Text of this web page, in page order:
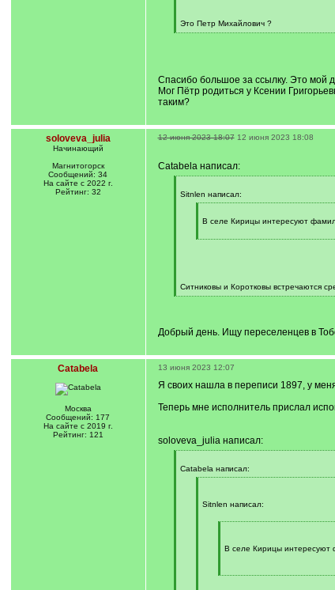
Это Петр Михайлович ?
[
Спасибо большое за ссылку. Это мой
Мог Пётр родиться у Ксении
таким?
soloveva_julia
Начинающий
Магнитогорск
Сообщений: 34
На сайте с 2022 г.
Рейтинг: 32
12 июня 2023 18:07 12 июня 2023 18:08
Catabela написал:
q
Sitnlen написал:
q
В селе Кирицы интересуют
[
Ситниковы и Коротковы встречаются
[
Добрый день. Ищу переселенцев в
Catabela
Москва
Сообщений: 177
На сайте с 2019 г.
Рейтинг: 121
13 июня 2023 12:07
Я своих нашла в переписи 1897, у
Теперь мне исполнитель прислал
soloveva_julia написал:
q
Catabela написал:
]Sitnlen написал:
]В селе Кирицы интересуют
[